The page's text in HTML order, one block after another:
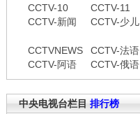
CCTV-10
CCTV-11
CCTV-新闻
CCTV-少儿
CCTVNEWS CCTV-法语
CCTV-阿语
CCTV-俄语
中央电视台栏目 排行榜